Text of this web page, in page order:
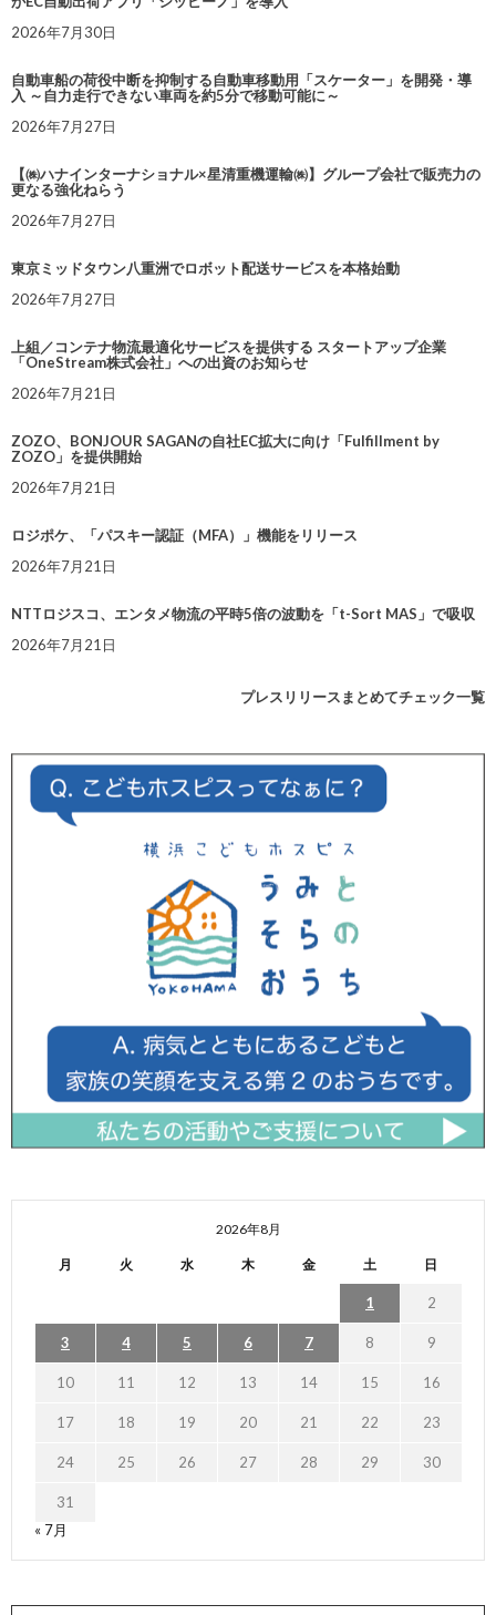
2026年7月30日
自動車船の荷役中断を抑制する自動車移動用「スケーター」を開発・導
入 ～自力走行できない車両を約5分で移動可能に～
2026年7月27日
【㈱ハナインターナショナル×星清重機運輸㈱】グループ会社で販売力の
更なる強化ねらう
2026年7月27日
東京ミッドタウン八重洲でロボット配送サービスを本格始動
2026年7月27日
上組／コンテナ物流最適化サービスを提供する スタートアップ企業
「OneStream株式会社」への出資のお知らせ
2026年7月21日
ZOZO、BONJOUR SAGANの自社EC拡大に向け「Fulfillment by
ZOZO」を提供開始
2026年7月21日
ロジポケ、「パスキー認証（MFA）」機能をリリース
2026年7月21日
NTTロジスコ、エンタメ物流の平時5倍の波動を「t-Sort MAS」で吸収
2026年7月21日
プレスリリースまとめてチェック一覧
2026年8月
月 火 水 木 金 土 日
1 2
3 4 5 6 7 8 9
10 11 12 13 14 15 16
17 18 19 20 21 22 23
24 25 26 27 28 29 30
31
« 7月